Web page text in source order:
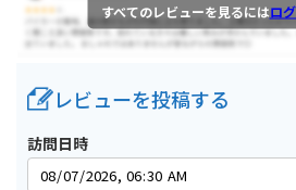
すべてのレビューを見るにはロ
レビューを投稿する
訪問日時